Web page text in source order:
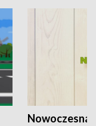
Nowoczesna